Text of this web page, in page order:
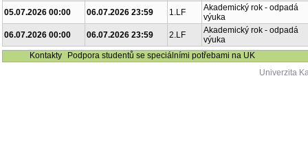
05.07.2026 00:00
06.07.2026 23:59 1.LF
Akademický rok - odpadá
výuka
06.07.2026 00:00
06.07.2026 23:59 2.LF
Akademický rok - odpadá
výuka
Kontakty
Podpora studentů se speciálními potřebami na UK
Univerzita